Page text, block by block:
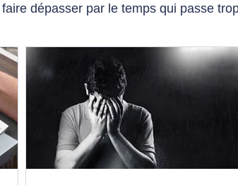
faire dépasser par le temps qui passe